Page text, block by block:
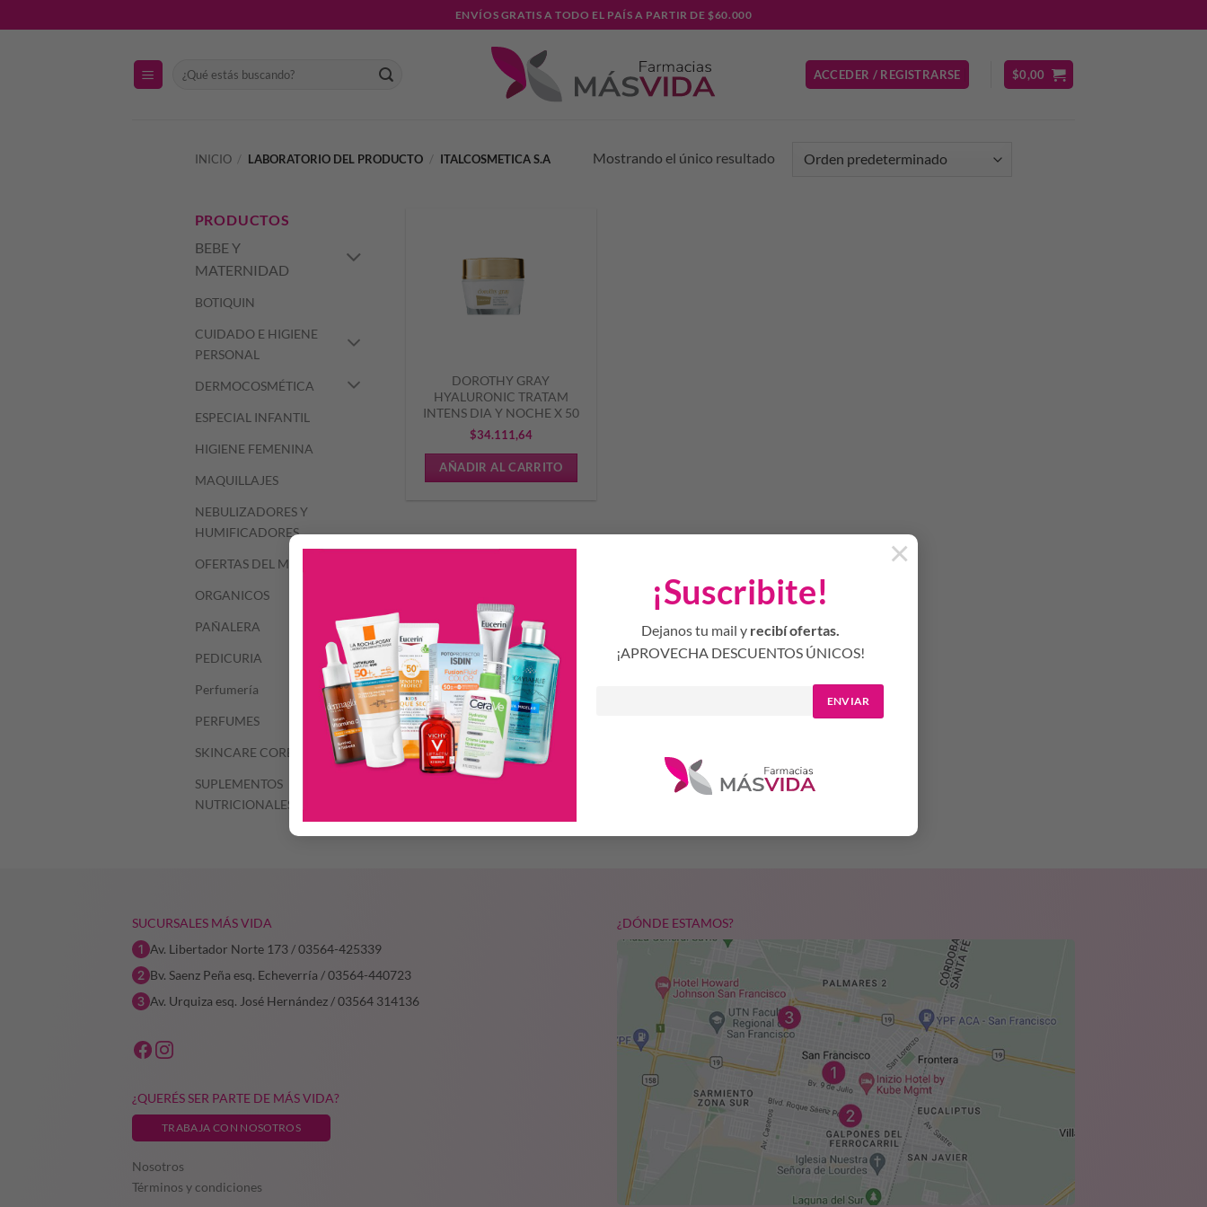
¡Suscribite!
Dejanos tu mail y recibí ofertas.
¡APROVECHA DESCUENTOS ÚNICOS!
ENVIAR
×
al
ENVÍOS GRATIS A TODO EL PAÍS A PARTIR DE $60.000
Buscar
por:
ACCEDER / REGISTRARSE $0,00
INICIO / LABORATORIO DEL PRODUCTO / ITALCOSMETICA S.A Mostrando el único resultado
PRODUCTOS
BEBE Y
MATERNIDAD
BOTIQUIN
CUIDADO E HIGIENE
PERSONAL
DERMOCOSMÉTICA
ESPECIAL INFANTIL
HIGIENE FEMENINA
MAQUILLAJES
NEBULIZADORES Y
HUMIFICADORES
OFERTAS DEL MES
ORGANICOS
PAÑALERA
PEDICURIA
Perfumería
PERFUMES
SKINCARE COREANO
SUPLEMENTOS
NUTRICIONALES
DOROTHY GRAY
HYALURONIC TRATAM
INTENS DIA Y NOCHE X 50
$34.111,64
AÑADIR AL CARRITO
SUCURSALES MÁS VIDA
Av. Libertador Norte 173 / 03564-425339
Bv. Saenz Peña esq. Echeverría / 03564-440723
Av. Urquiza esq. José Hernández / 03564 314136
¿QUERÉS SER PARTE DE MÁS VIDA?
TRABAJA CON NOSOTROS
Nosotros
Términos y condiciones
¿DÓNDE ESTAMOS?